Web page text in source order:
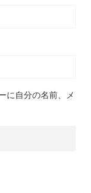
に自分の名前、メ